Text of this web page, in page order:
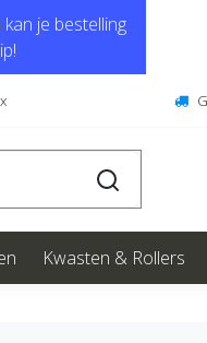
je bestelling
Kwasten & Rollers